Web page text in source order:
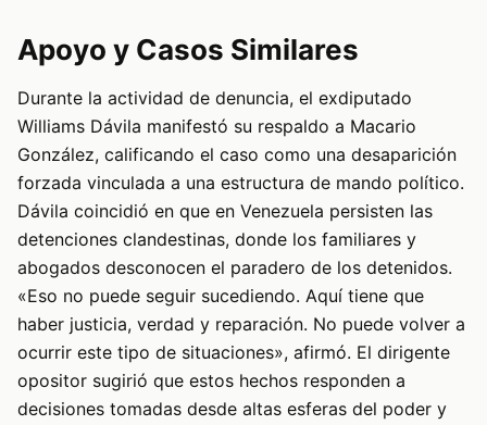
Apoyo y Casos Similares
Durante la actividad de denuncia, el exdiputado
Williams Dávila manifestó su respaldo a Macario
González, calificando el caso como una desaparición
forzada vinculada a una estructura de mando político.
Dávila coincidió en que en Venezuela persisten las
detenciones clandestinas, donde los familiares y
abogados desconocen el paradero de los detenidos.
«Eso no puede seguir sucediendo. Aquí tiene que
haber justicia, verdad y reparación. No puede volver a
ocurrir este tipo de situaciones», afirmó. El dirigente
opositor sugirió que estos hechos responden a
decisiones tomadas desde altas esferas del poder y